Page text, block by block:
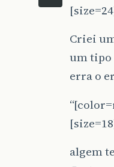
Criei
um tipo
erra o
algem